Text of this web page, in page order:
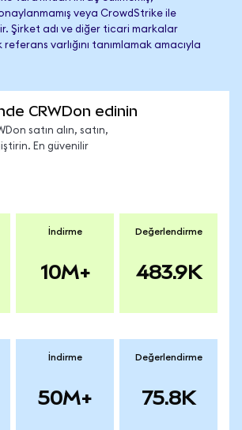
veya CrowdStrike ile
Şirket adı ve diğer ticari markalar
varlığını tanımlamak amacıyla
CRWDon edinin
satın alın, satın,
En güvenilir
İndirme
10M+
Değerlendirme
483.9K
İndirme
50M+
Değerlendirme
75.8K